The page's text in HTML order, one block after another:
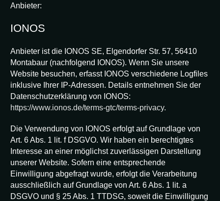
Anbieter:
IONOS
Anbieter ist die IONOS SE, Elgendorfer Str. 57, 56410
Montabaur (nachfolgend IONOS). Wenn Sie unsere
Website besuchen, erfasst IONOS verschiedene Logfiles
inklusive Ihrer IP-Adressen. Details entnehmen Sie der
Datenschutzerklärung von IONOS:
https://www.ionos.de/terms-gtc/terms-privacy.
Die Verwendung von IONOS erfolgt auf Grundlage von
Art. 6 Abs. 1 lit. f DSGVO. Wir haben ein berechtigtes
Interesse an einer möglichst zuverlässigen Darstellung
unserer Website. Sofern eine entsprechende
Einwilligung abgefragt wurde, erfolgt die Verarbeitung
ausschließlich auf Grundlage von Art. 6 Abs. 1 lit. a
DSGVO und § 25 Abs. 1 TTDSG, soweit die Einwilligung